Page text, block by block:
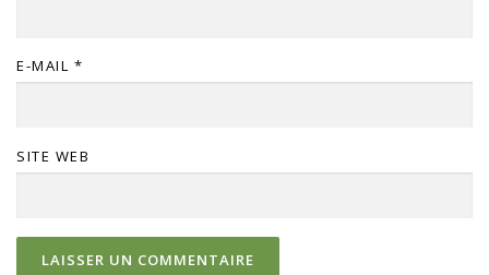
E-MAIL *
SITE WEB